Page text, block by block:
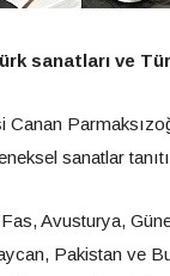
sanatları ve
sanatlar
Avusturya,
Pakistan ve